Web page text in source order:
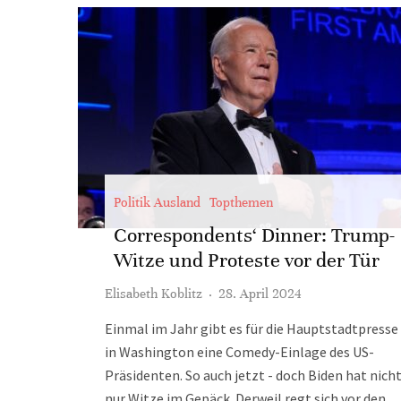
Politik Ausland Topthemen
Correspondents‘ Dinner: Trump-
Witze und Proteste vor der Tür
Elisabeth Koblitz · 28. April 2024
Einmal im Jahr gibt es für die Hauptstadtpresse
in Washington eine Comedy-Einlage des US-
Präsidenten. So auch jetzt - doch Biden hat nicht